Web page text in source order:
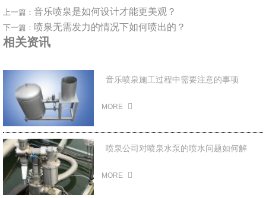
上一篇： 音乐喷泉是如何设计才能更美观？
下一篇： 喷泉无需发力的情况下如何喷出的？
相关资讯
音乐喷泉施工过程中需要注意的事项
MORE
喷泉公司对喷泉水泵的喷水问题如何解
MORE